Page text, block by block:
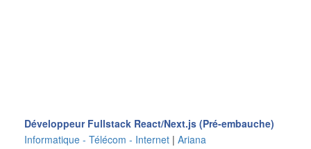
Développeur Fullstack React/Next.js (Pré-embauche)
Informatique - Télécom - Internet | Ariana